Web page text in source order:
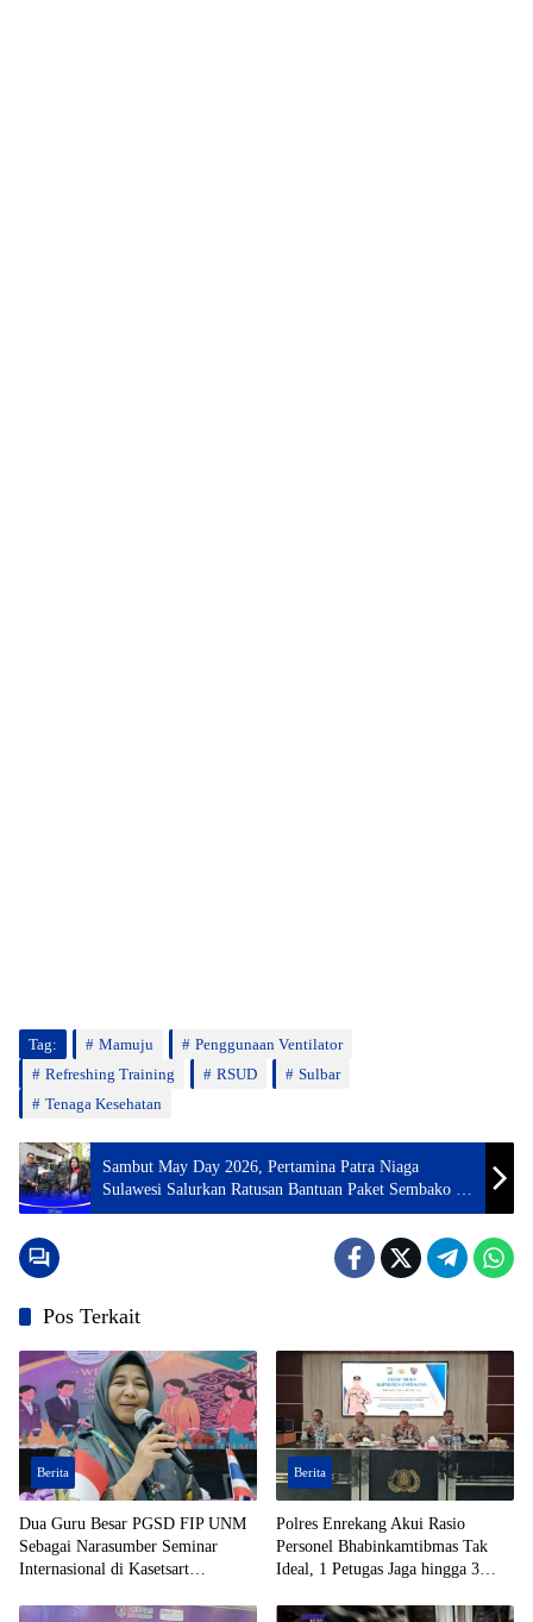
Tag: Mamuju
Penggunaan Ventilator
Refreshing Training
RSUD
Sulbar
Tenaga Kesehatan
Sambut May Day 2026, Pertamina Patra Niaga
Sulawesi Salurkan Ratusan Bantuan Paket Sembako di
Sulawesi Selatan
Pos Terkait
Berita
Dua Guru Besar PGSD FIP UNM
Sebagai Narasumber Seminar
Internasional di Kasetsart
Berita
Polres Enrekang Akui Rasio
Personel Bhabinkamtibmas Tak
Ideal, 1 Petugas Jaga hingga 3